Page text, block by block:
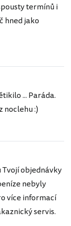
termínů i
hned jako
... Paráda.
noclehu :)
Tvojí objednávky
nebyly
více informací
servis.